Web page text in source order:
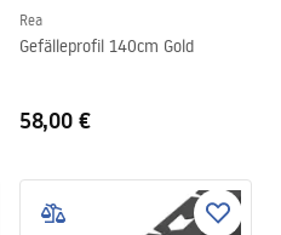
Rea
Gefälleprofil 140cm Gold
58,00 €